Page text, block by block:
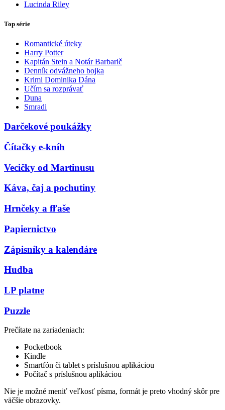
Lucinda Riley
Top série
Romantické úteky
Harry Potter
Kapitán Stein a Notár Barbarič
Denník odvážneho bojka
Krimi Dominika Dána
Učím sa rozprávať
Duna
Smradi
Darčekové poukážky
Čítačky e-kníh
Vecičky od Martinusu
Káva, čaj a pochutiny
Hrnčeky a fľaše
Papiernictvo
Zápisníky a kalendáre
Hudba
LP platne
Puzzle
Prečítate na zariadeniach:
Pocketbook
Kindle
Smartfón či tablet s príslušnou aplikáciou
Počítač s príslušnou aplikáciou
Nie je možné meniť veľkosť písma, formát je preto vhodný skôr pre
väčšie obrazovky.